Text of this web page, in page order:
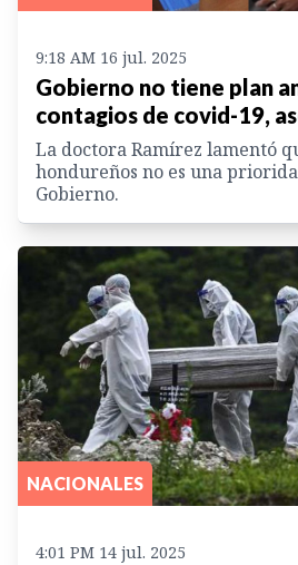
9:18 AM 16 jul. 2025
Gobierno no tiene plan
contagios de covid-19,
La doctora Ramírez lamentó
hondureños no es una
Gobierno.
NACIONALES
4:01 PM 14 jul. 2025